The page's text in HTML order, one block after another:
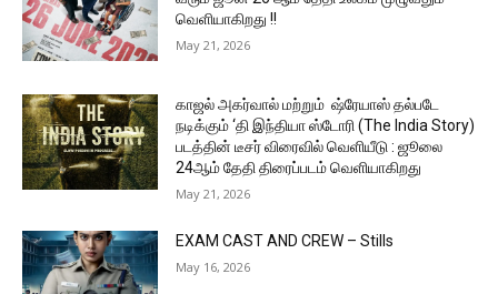
வெளியாகிறது !!
May 21, 2026
காஜல் அகர்வால் மற்றும் ஷ்ரேயாஸ் தல்படே
நடிக்கும் ‘தி இந்தியா ஸ்டோரி (The India Story)
படத்தின் டீசர் விரைவில் வெளியீடு : ஜூலை
24ஆம் தேதி திரைப்படம் வெளியாகிறது
May 21, 2026
EXAM CAST AND CREW – Stills
May 16, 2026